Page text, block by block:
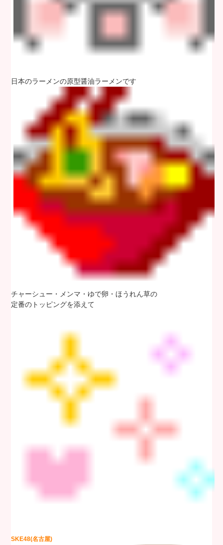
日本のラーメンの原型醤油ラーメンです
チャーシュー・メンマ・ゆで卵・ほうれん草の
定番のトッピングを添えて
SKE48(名古屋)